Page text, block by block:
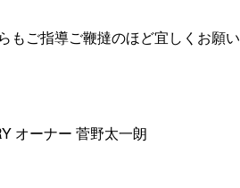
ご指導ご鞭撻のほど宜しくお願い
オーナー 菅野太一朗